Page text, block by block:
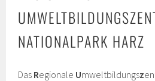
NATIONALPARK HARZ
Das Regionale Umweltbildungsz